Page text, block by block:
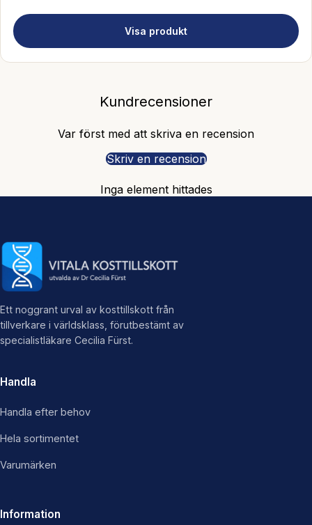
Visa produkt
Kundrecensioner
Var först med att skriva en recension
Skriv en recension
Inga element hittades
Ett noggrant urval av kosttillskott från
tillverkare i världsklass, förutbestämt av
specialistläkare Cecilia Fürst.
Handla
Handla efter behov
Hela sortimentet
Varumärken
Information